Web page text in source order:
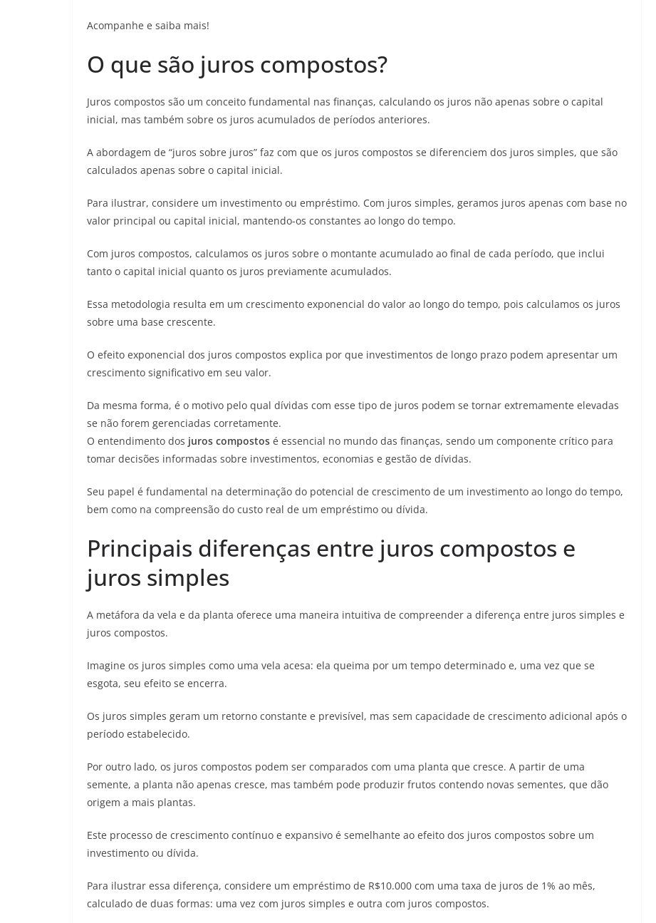
Acompanhe e saiba mais!
O que são juros compostos?
Juros compostos são um conceito fundamental nas finanças, calculando os juros não apenas sobre o capital
inicial, mas também sobre os juros acumulados de períodos anteriores.
A abordagem de “juros sobre juros” faz com que os juros compostos se diferenciem dos juros simples, que são
calculados apenas sobre o capital inicial.
Para ilustrar, considere um investimento ou empréstimo. Com juros simples, geramos juros apenas com base no
valor principal ou capital inicial, mantendo-os constantes ao longo do tempo.
Com juros compostos, calculamos os juros sobre o montante acumulado ao final de cada período, que inclui
tanto o capital inicial quanto os juros previamente acumulados.
Essa metodologia resulta em um crescimento exponencial do valor ao longo do tempo, pois calculamos os juros
sobre uma base crescente.
O efeito exponencial dos juros compostos explica por que investimentos de longo prazo podem apresentar um
crescimento significativo em seu valor.
Da mesma forma, é o motivo pelo qual dívidas com esse tipo de juros podem se tornar extremamente elevadas
se não forem gerenciadas corretamente.
O entendimento dos juros compostos é essencial no mundo das finanças, sendo um componente crítico para
tomar decisões informadas sobre investimentos, economias e gestão de dívidas.
Seu papel é fundamental na determinação do potencial de crescimento de um investimento ao longo do tempo,
bem como na compreensão do custo real de um empréstimo ou dívida.
Principais diferenças entre juros compostos e
juros simples
A metáfora da vela e da planta oferece uma maneira intuitiva de compreender a diferença entre juros simples e
juros compostos.
Imagine os juros simples como uma vela acesa: ela queima por um tempo determinado e, uma vez que se
esgota, seu efeito se encerra.
Os juros simples geram um retorno constante e previsível, mas sem capacidade de crescimento adicional após o
período estabelecido.
Por outro lado, os juros compostos podem ser comparados com uma planta que cresce. A partir de uma
semente, a planta não apenas cresce, mas também pode produzir frutos contendo novas sementes, que dão
origem a mais plantas.
Este processo de crescimento contínuo e expansivo é semelhante ao efeito dos juros compostos sobre um
investimento ou dívida.
Para ilustrar essa diferença, considere um empréstimo de R$10.000 com uma taxa de juros de 1% ao mês,
calculado de duas formas: uma vez com juros simples e outra com juros compostos.